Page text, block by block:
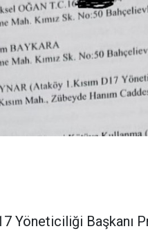
Yöneticiliği Başkanı